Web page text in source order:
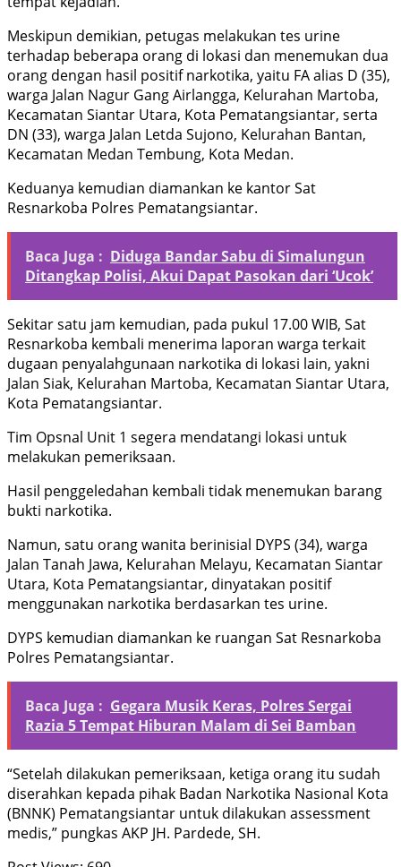
Meskipun demikian, petugas melakukan tes urine
terhadap beberapa orang di lokasi dan menemukan dua
orang dengan hasil positif narkotika, yaitu FA alias D (35),
warga Jalan Nagur Gang Airlangga, Kelurahan Martoba,
Kecamatan Siantar Utara, Kota Pematangsiantar, serta
DN (33), warga Jalan Letda Sujono, Kelurahan Bantan,
Kecamatan Medan Tembung, Kota Medan.
Keduanya kemudian diamankan ke kantor Sat
Resnarkoba Polres Pematangsiantar.
Baca Juga : Diduga Bandar Sabu di Simalungun
Ditangkap Polisi, Akui Dapat Pasokan dari ‘Ucok’
Sekitar satu jam kemudian, pada pukul 17.00 WIB, Sat
Resnarkoba kembali menerima laporan warga terkait
dugaan penyalahgunaan narkotika di lokasi lain, yakni
Jalan Siak, Kelurahan Martoba, Kecamatan Siantar Utara,
Kota Pematangsiantar.
Tim Opsnal Unit 1 segera mendatangi lokasi untuk
melakukan pemeriksaan.
Hasil penggeledahan kembali tidak menemukan barang
bukti narkotika.
Namun, satu orang wanita berinisial DYPS (34), warga
Jalan Tanah Jawa, Kelurahan Melayu, Kecamatan Siantar
Utara, Kota Pematangsiantar, dinyatakan positif
menggunakan narkotika berdasarkan tes urine.
DYPS kemudian diamankan ke ruangan Sat Resnarkoba
Polres Pematangsiantar.
Baca Juga : Gegara Musik Keras, Polres Sergai
Razia 5 Tempat Hiburan Malam di Sei Bamban
“Setelah dilakukan pemeriksaan, ketiga orang itu sudah
diserahkan kepada pihak Badan Narkotika Nasional Kota
(BNNK) Pematangsiantar untuk dilakukan assessment
medis,” pungkas AKP JH. Pardede, SH.